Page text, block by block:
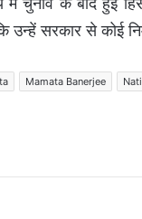
उन्हें सरकार से कोई
Mamata Banerjee